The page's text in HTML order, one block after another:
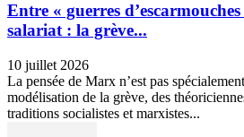
Entre « guerres
salariat : la grève...
10 juillet 2026
La pensée de Marx n’est pas
modélisation de la grève, des
traditions socialistes et marxistes...